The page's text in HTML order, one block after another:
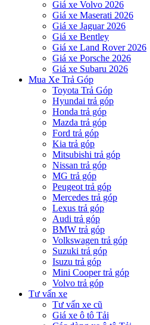
Giá xe Volvo 2026
Giá xe Maserati 2026
Giá xe Jaguar 2026
Giá xe Bentley
Giá xe Land Rover 2026
Giá xe Porsche 2026
Giá xe Subaru 2026
Mua Xe Trả Góp
Toyota Trả Góp
Hyundai trả góp
Honda trả góp
Mazda trả góp
Ford trả góp
Kia trả góp
Mitsubishi trả góp
Nissan trả góp
MG trả góp
Peugeot trả góp
Mercedes trả góp
Lexus trả góp
Audi trả góp
BMW trả góp
Volkswagen trả góp
Suzuki trả góp
Isuzu trả góp
Mini Cooper trả góp
Volvo trả góp
Tư vấn xe
Tư vấn xe cũ
Giá xe ô tô Tải